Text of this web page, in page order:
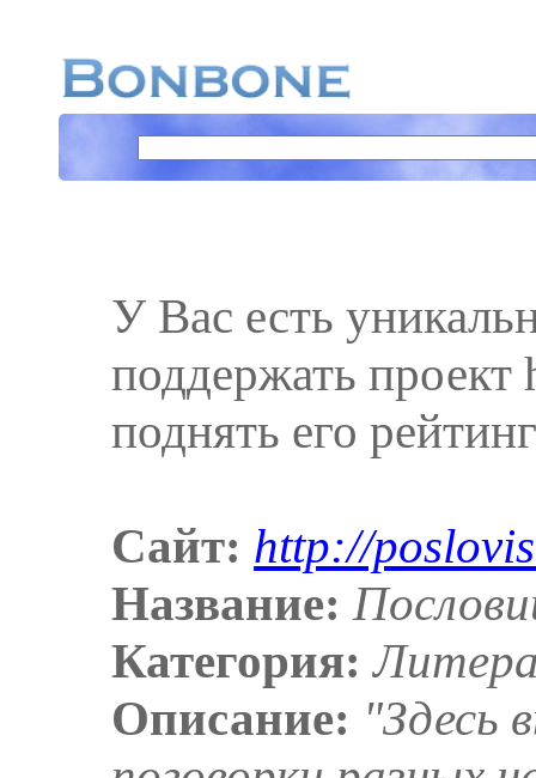
У Вас есть
поддержать
поднять его
Сайт: http://
Название:
Категория:
Описание: "Здесь